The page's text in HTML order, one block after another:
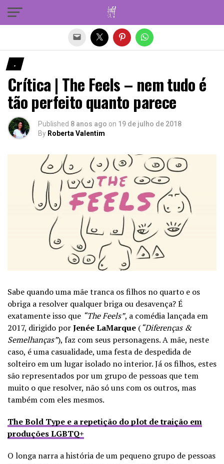
.
Crítica | The Feels – nem tudo é
tão perfeito quanto parece
Published 8 anos ago on 19 de julho de 2018
By Roberta Valentim
Sabe quando uma mãe tranca os filhos no quarto e os
obriga a resolver qualquer briga ou desavença? É
exatamente isso que “The Feels”, a comédia lançada em
2017, dirigido porJenée LaMarque (“Diferenças &
Semelhanças”), faz com seus personagens. A mãe, neste
caso, é uma casualidade, uma festa de despedida de
solteiro em um lugar isolado no interior. Já os filhos, estes
são representados por um grupo de pessoas que tem
muito o que resolver, não só uns com os outros, mas
também com eles mesmos.
The Bold Type e a repetição do plot de traição em
produções LGBTQ+
O longa narra a história de um pequeno grupo de pessoas
Sair da versão mobile